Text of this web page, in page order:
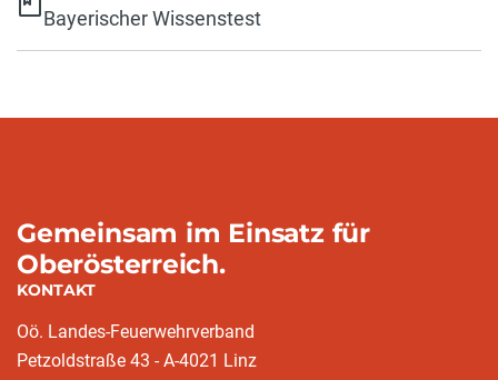
Bayerischer Wissenstest
Gemeinsam im Einsatz für
Oberösterreich.
KONTAKT
Oö. Landes-Feuerwehrverband
Petzoldstraße 43 - A-4021 Linz